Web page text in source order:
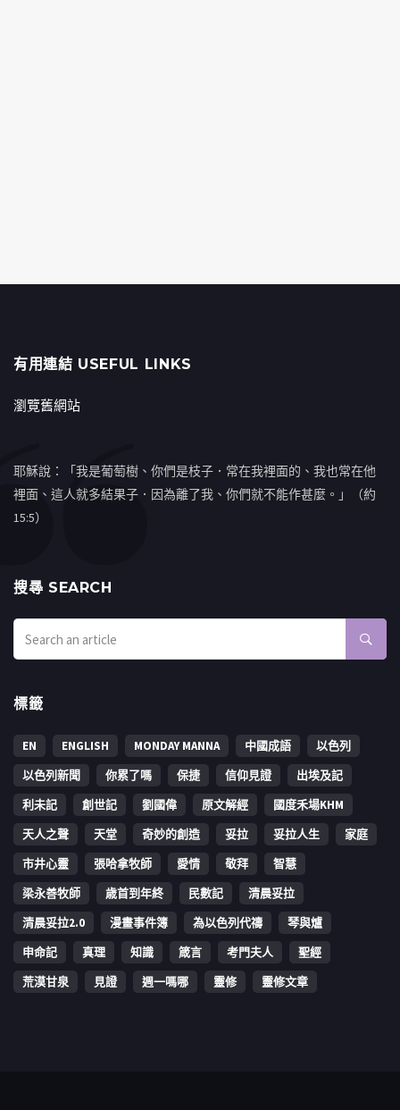
有用連結 USEFUL LINKS
瀏覽舊網站
耶穌說：「我是葡萄樹、你們是枝子．常在我裡面的、我也常在他
裡面、這人就多結果子．因為離了我、你們就不能作甚麼。」（約
15:5）
搜㝷 SEARCH
標籤
EN ENGLISH MONDAY MANNA 中國成語
以色列
以色列新聞
你累了嗎 保捷 信仰見證
出埃及記
利未記
創世記 劉國偉 原文解經
國度禾場KHM
天人之聲
天堂 奇妙的創造 妥拉 妥拉人生
家庭
市井心靈
張哈拿牧師 愛情 敬拜
智慧
梁永善牧師
歳首到年終 民數記
清晨妥拉
清晨妥拉2.0
漫畫事件簿 為以色列代禱
琴與爐
申命記
真理 知識 箴言 考門夫人
聖經
荒漠甘泉
見證 週一嗎哪 靈修 靈修文章